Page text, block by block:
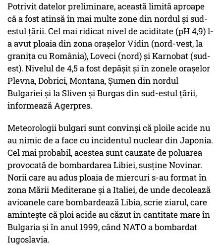
Potrivit datelor preliminare, această limită aproape
că a fost atinsă în mai multe zone din nordul şi sud-
estul ţării. Cel mai ridicat nivel de aciditate (pH 4,9) l-
a avut ploaia din zona oraşelor Vidin (nord-vest, la
graniţa cu România), Loveci (nord) şi Karnobat (sud-
est). Nivelul de 4,5 a fost depăşit şi în zonele oraşelor
Plevna, Dobrici, Montana, Şumen din nordul
Bulgariei şi la Sliven şi Burgas din sud-estul ţării,
informează Agerpres.
Meteorologii bulgari sunt convinşi că ploile acide nu
au nimic de a face cu incidentul nuclear din Japonia.
Cel mai probabil, acestea sunt cauzate de poluarea
provocată de bombardarea Libiei, susţine Novinar.
Norii care au adus ploaia de miercuri s-au format în
zona Mării Mediterane şi a Italiei, de unde decolează
avioanele care bombardează Libia, scrie ziarul, care
aminteşte că ploi acide au căzut în cantitate mare în
Bulgaria şi în anul 1999, când NATO a bombardat
Iugoslavia.